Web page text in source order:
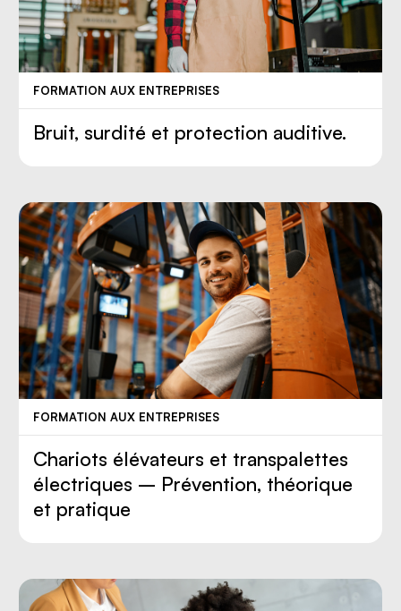
FORMATION AUX ENTREPRISES
Bruit, surdité et protection auditive.
FORMATION AUX ENTREPRISES
Chariots élévateurs et transpalettes
électriques – Prévention, théorique
et pratique